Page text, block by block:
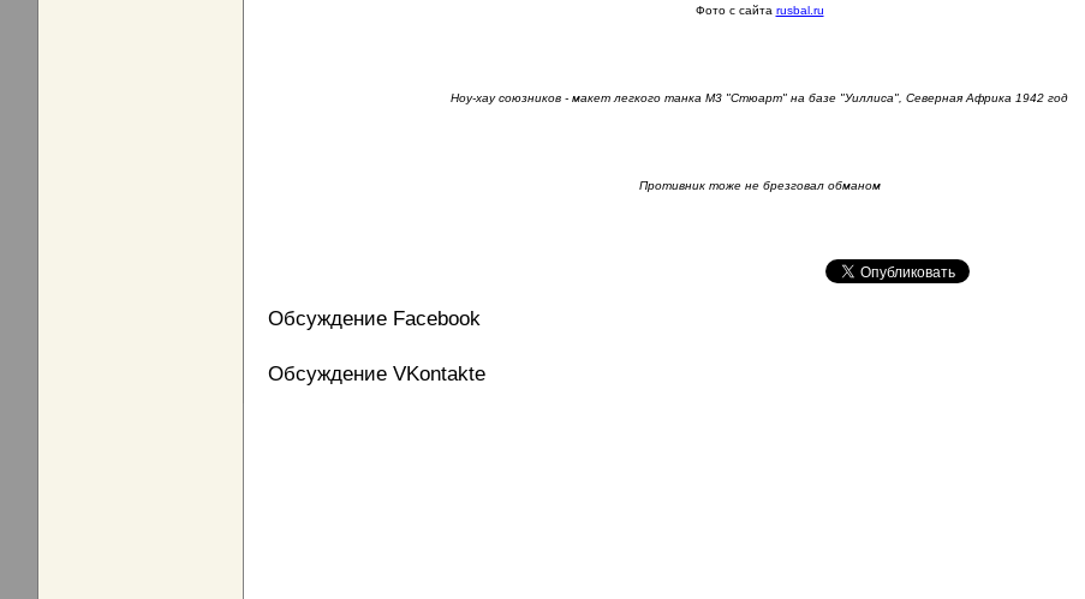
Фото с сайта rusbal.ru
Ноу-хау союзников - макет легкого танка M3 "Стюарт" на базе "Уиллиса", Северная Африка 1942 год
Противник тоже не брезговал обманом
Обсуждение Facebook
Обсуждение VKontakte